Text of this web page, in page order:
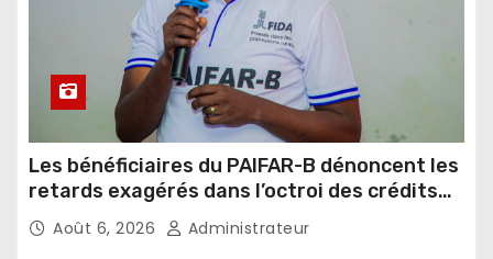
Les bénéficiaires du PAIFAR-B dénoncent les
retards exagérés dans l’octroi des crédits
agricoles
Août 6, 2026 Administrateur